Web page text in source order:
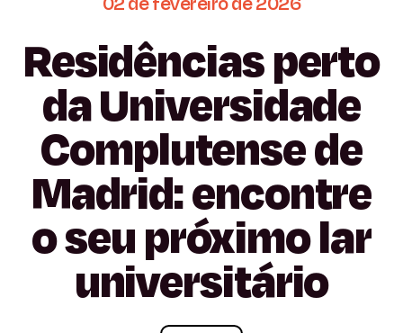
Residênciasperto
daUniversidade
Complutensede
Madrid:encontre
oseupróximolar
universitário